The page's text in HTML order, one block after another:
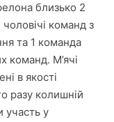
близько 2
команд з
та 1 команда
команд. М’ячі
в якості
разу колишній
участь у